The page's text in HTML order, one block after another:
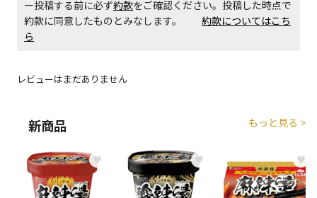
ー投稿する前に必ず約款をご確認ください。投稿した時点で
約款に同意したものとみなします。 約款についてはこち
ら
レビューはまだありません
新商品 もっと見る >
♥ ♥ ♥